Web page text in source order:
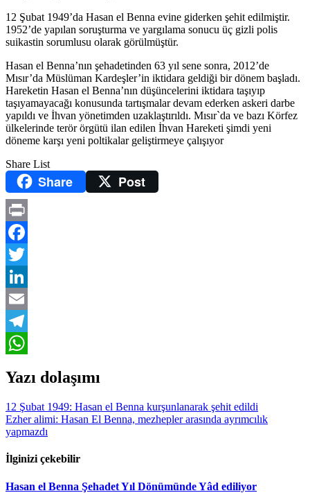
12 Şubat 1949’da Hasan el Benna evine giderken şehit edilmiştir.
1952’de yapılan soruşturma ve yargılama sonucu üç gizli polis
suikastin sorumlusu olarak görülmüştür.
Hasan el Benna’nın şehadetinden 63 yıl sene sonra, 2012’de
Mısır’da Müslüman Kardeşler’in iktidara geldiği bir dönem başladı.
Hareketin Hasan el Benna’nın düşüncelerini iktidara taşıyıp
taşıyamayacağı konusunda tartışmalar devam ederken askeri darbe
yapıldı ve İhvan yönetimden uzaklaştırıldı. Mısır`da ve bazı Körfez
ülkelerinde terör örgütü ilan edilen İhvan Hareketi şimdi yeni
döneme karşı yeni poltikalar geliştirmeye çalışıyor
Share List
Share Post
Print
Facebook
Twitter
LinkedIn
Email
Telegram
Yazı dolaşımı
12 Şubat 1949: Hasan el Benna kurşunlanarak şehit edildi
Ezher alimi: Hasan El Benna, mezhepler arasında ayrımcılık
yapmazdı
İlginizi çekebilir
Hasan el Benna Şehadet Yıl Dönümünde Yâd ediliyor